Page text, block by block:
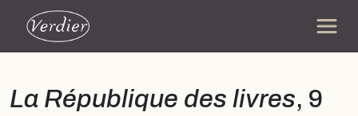
La République des livres, 9